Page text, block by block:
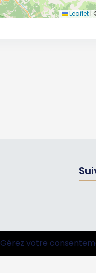
Leaflet |
Gérez votre